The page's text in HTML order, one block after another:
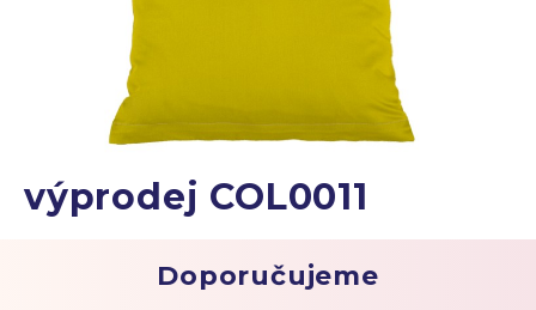
výprodej COL0011
Doporučujeme